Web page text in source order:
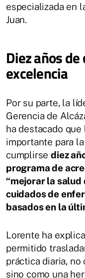
especializada en
Juan.
Diez años
excelencia
Por su parte, la
Gerencia de
ha destacado que
importante para
cumplirsediez
programa de
“mejorar la salud
cuidados de
basados en la
Lorente ha
permitido
práctica diaria, no
sino como una